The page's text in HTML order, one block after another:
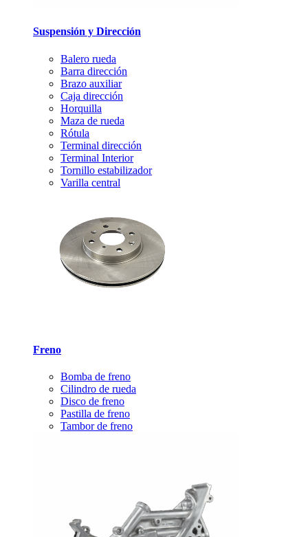
Suspensión y Dirección
Balero rueda
Barra dirección
Brazo auxiliar
Caja dirección
Horquilla
Maza de rueda
Rótula
Terminal dirección
Terminal Interior
Tornillo estabilizador
Varilla central
Freno
Bomba de freno
Cilindro de rueda
Disco de freno
Pastilla de freno
Tambor de freno